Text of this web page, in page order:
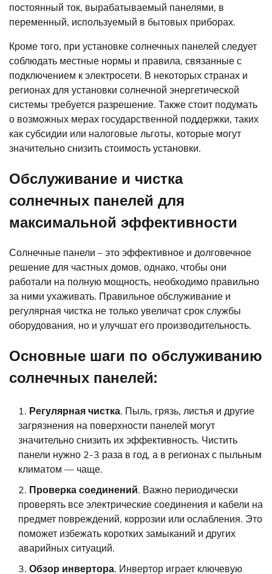
постоянный ток, вырабатываемый панелями, в
переменный, используемый в бытовых приборах.
Кроме того, при установке солнечных панелей следует
соблюдать местные нормы и правила, связанные с
подключением к электросети. В некоторых странах и
регионах для установки солнечной энергетической
системы требуется разрешение. Также стоит подумать
о возможных мерах государственной поддержки, таких
как субсидии или налоговые льготы, которые могут
значительно снизить стоимость установки.
Обслуживание и чистка
солнечных панелей для
максимальной эффективности
Солнечные панели – это эффективное и долговечное
решение для частных домов, однако, чтобы они
работали на полную мощность, необходимо правильно
за ними ухаживать. Правильное обслуживание и
регулярная чистка не только увеличат срок службы
оборудования, но и улучшат его производительность.
Основные шаги по обслуживанию
солнечных панелей:
Регулярная чистка. Пыль, грязь, листья и другие
загрязнения на поверхности панелей могут
значительно снизить их эффективность. Чистить
панели нужно 2-3 раза в год, а в регионах с пыльным
климатом — чаще.
Проверка соединений. Важно периодически
проверять все электрические соединения и кабели на
предмет повреждений, коррозии или ослабления. Это
поможет избежать коротких замыканий и других
аварийных ситуаций.
Обзор инвертора. Инвертор играет ключевую